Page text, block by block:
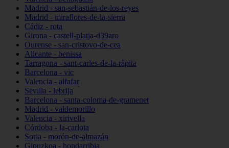
Madrid - san-sebastián-de-los-reyes
Madrid - miraflores-de-la-sierra
Cádiz - rota
Girona - castell-platja-d39aro
Ourense - san-cristovo-de-cea
Alicante - benissa
Tarragona - sant-carles-de-la-ràpita
Barcelona - vic
Valencia - alfafar
Sevilla - lebrija
Barcelona - santa-coloma-de-gramenet
Madrid - valdemorillo
Valencia - xirivella
Córdoba - la-carlota
Soria - morón-de-almazán
Gipuzkoa - hondarribia